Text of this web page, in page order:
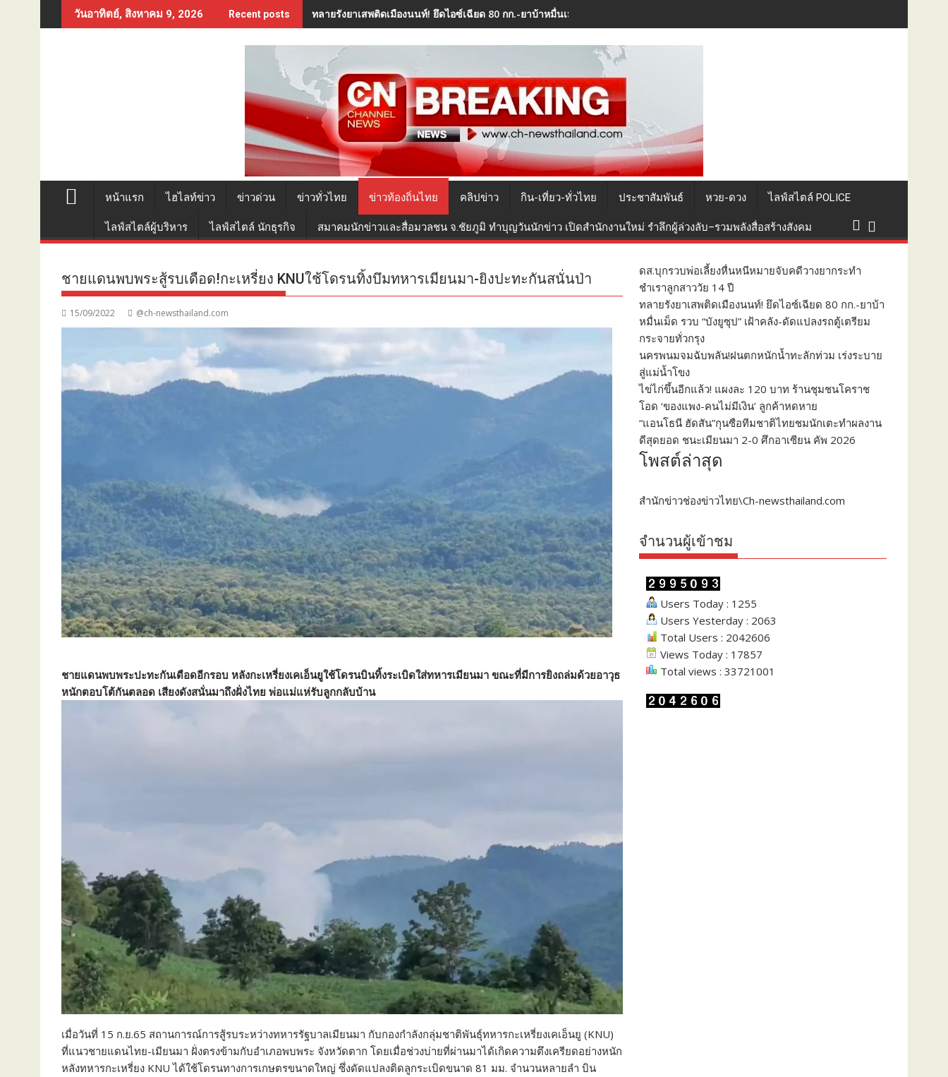
to
วันอาทิตย์, สิงหาคม 9, 2026 Recent posts ทลายรังยาเสพติดเมืองนนท์! ยึดไอซ์เฉียด 80 กก.-ยาบ้าหมื่นเม็ด รวบ "บังยูซุป" เฝ้าคลัง-ดัดแปลงรถตู้เตรียมกระจายทั่วกรุง
หน้าแรก ไฮไลท์ข่าว ข่าวด่วน ข่าวทั่วไทย ข่าวท้องถิ่นไทย คลิปข่าว กิน-เที่ยว-ทั่วไทย ประชาสัมพันธ์ หวย-ดวง ไลฟ์สไตล์ POLICE
ไลฟ์สไตล์ผู้บริหาร ไลฟ์สไตล์ นักธุรกิจ สมาคมนักข่าวและสื่อมวลชน จ.ชัยภูมิ ทำบุญวันนักข่าว เปิดสำนักงานใหม่ รำลึกผู้ล่วงลับ–รวมพลังสื่อสร้างสังคม
ชายแดนพบพระสู้รบเดือด!กะเหรี่ยง KNUใช้โดรนทิ้งบึมทหารเมียนมา-ยิงปะทะกันสนั่นป่า
15/09/2022 @ch-newsthailand.com
ชายแดนพบพระปะทะกันเดือดอีกรอบ หลังกะเหรี่ยงเคเอ็นยูใช้โดรนบินทิ้งระเบิดใส่ทหารเมียนมา ขณะที่มีการยิงถล่มด้วยอาวุธ
หนักตอบโต้กันตลอด เสียงดังสนั่นมาถึงฝั่งไทย พ่อแม่แห่รับลูกกลับบ้าน
เมื่อวันที่ 15 ก.ย.65 สถานการณ์การสู้รบระหว่างทหารรัฐบาลเมียนมา กับกองกำลังกลุ่มชาติพันธุ์ทหารกะเหรี่ยงเคเอ็นยู (KNU)
ที่แนวชายแดนไทย-เมียนมา ฝั่งตรงข้ามกับอำเภอพบพระ จังหวัดตาก โดยเมื่อช่วงบ่ายที่ผ่านมาได้เกิดความตึงเครียดอย่างหนัก
หลังทหารกะเหรี่ยง KNU ได้ใช้โดรนทางการเกษตรขนาดใหญ่ ซึ่งดัดแปลงติดลูกระเบิดขนาด 81 มม. จำนวนหลายลำ บิน
ดส.บุกรวบพ่อเลี้ยงหื่นหนีหมายจับคดีวางยากระทำ
ชำเราลูกสาววัย 14 ปี
ทลายรังยาเสพติดเมืองนนท์! ยึดไอซ์เฉียด 80 กก.-ยาบ้า
หมื่นเม็ด รวบ “บังยูซุป” เฝ้าคลัง-ดัดแปลงรถตู้เตรียม
กระจายทั่วกรุง
นครพนมจมฉับพลัน!ฝนตกหนักน้ำทะลักท่วม เร่งระบาย
สู่แม่น้ำโขง
ไข่ไก่ขึ้นอีกแล้ว! แผงละ 120 บาท ร้านชุมชนโคราช
โอด ‘ของแพง-คนไม่มีเงิน’ ลูกค้าหดหาย
“แอนโธนี ฮัดสัน”กุนซือทีมชาติไทยชมนักเตะทำผลงาน
ดีสุดยอด ชนะเมียนมา 2-0 ศึกอาเซียน คัพ 2026
โพสต์ล่าสุด
สำนักข่าวช่องข่าวไทย\Ch-newsthailand.com
จำนวนผู้เข้าชม
Users Today : 1255
Users Yesterday : 2063
Total Users : 2042606
Views Today : 17857
Total views : 33721001